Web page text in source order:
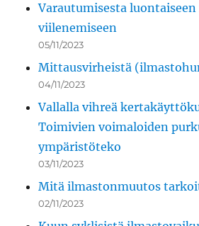
Varautumisesta
viilenemiseen
05/11/2023
Mittausvirheistä
04/11/2023
Vallalla vihreä
Toimivien voimaloiden
ympäristöteko
03/11/2023
Mitä ilmastonmuutos
02/11/2023